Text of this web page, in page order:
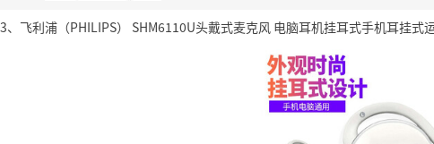
3、飞利浦（PHILIPS） SHM6110U头戴式麦克风 电脑耳机挂耳式手机耳挂式